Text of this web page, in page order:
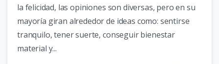
la felicidad, las opiniones son diversas, pero en su
mayoría giran alrededor de ideas como: sentirse
tranquilo, tener suerte, conseguir bienestar
material y...